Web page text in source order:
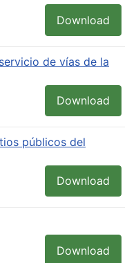
Download
de vías de la
Download
públicos del
Download
Download